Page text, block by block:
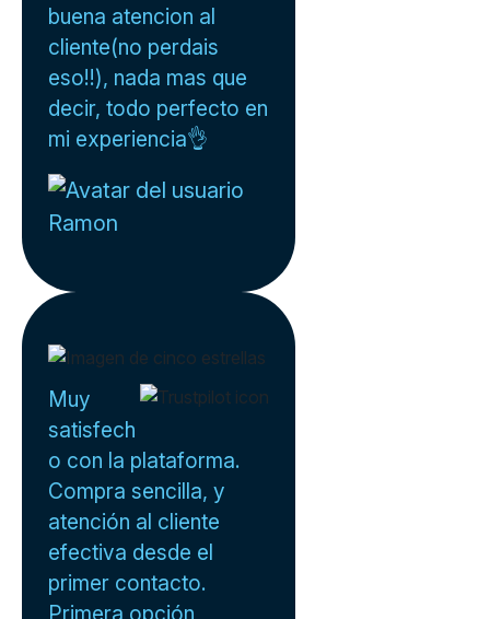
buena atencion al
cliente(no perdais
eso!!), nada mas que
decir, todo perfecto en
mi experiencia👌
Ramon
Muy
satisfech
o con la plataforma.
Compra sencilla, y
atención al cliente
efectiva desde el
primer contacto.
Primera opción